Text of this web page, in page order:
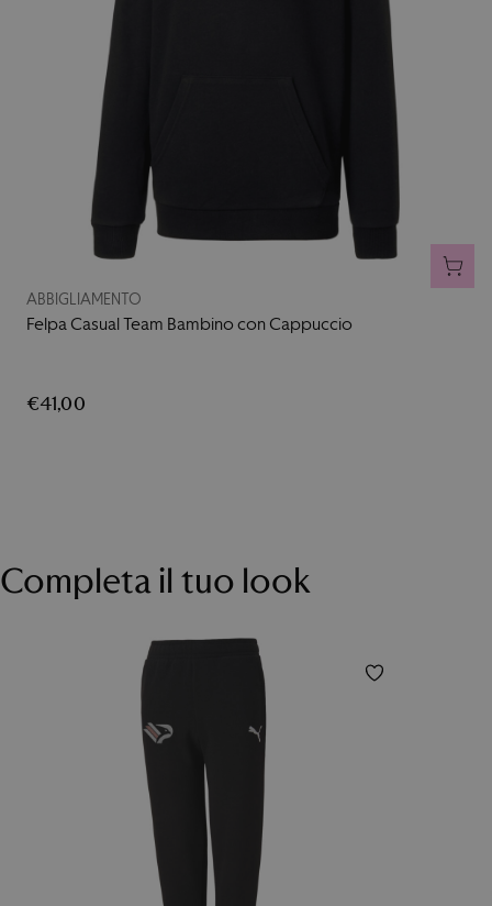
ABBIGLIAMENTO
Felpa Casual Team Bambino con Cappuccio
€41,00
Completa il tuo look